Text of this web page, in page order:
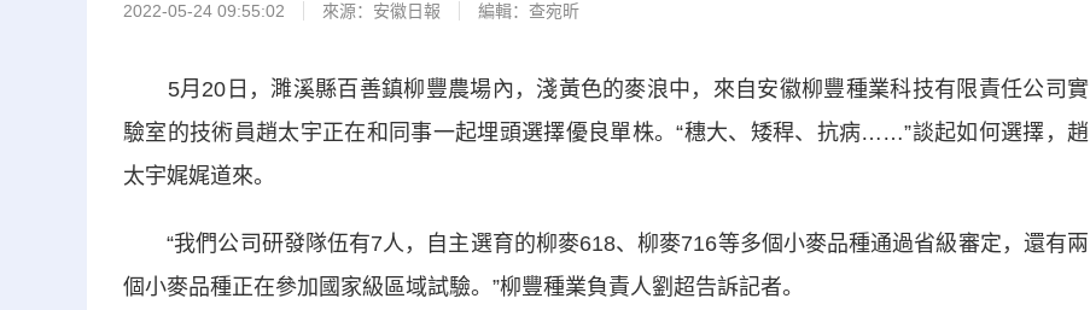
2022-05-24 09:55:02 來源： 安徽日報 編輯：查宛昕
5月20日，濉溪縣百善鎮柳豐農場內，淺黃色的麥浪中，來自安徽柳豐種業科技有限責任公司實
驗室的技術員趙太宇正在和同事一起埋頭選擇優良單株。“穗大、矮稈、抗病……”談起如何選擇，趙
太宇娓娓道來。
“我們公司研發隊伍有7人，自主選育的柳麥618、柳麥716等多個小麥品種通過省級審定，還有兩
個小麥品種正在參加國家級區域試驗。”柳豐種業負責人劉超告訴記者。